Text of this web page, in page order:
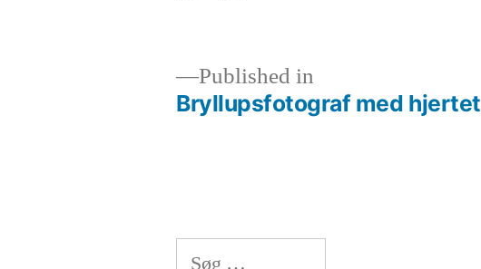
Indlægsnavigation
Published in
Bryllupsfotograf med hjertet
Søg